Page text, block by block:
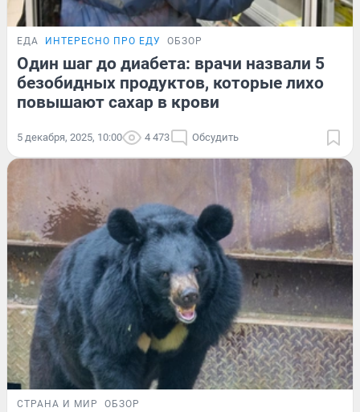
ЕДА ИНТЕРЕСНО ПРО ЕДУ ОБЗОР
Один шаг до диабета: врачи назвали 5
безобидных продуктов, которые лихо
повышают сахар в крови
5 декабря, 2025, 10:00 4 473 Обсудить
СТРАНА И МИР ОБЗОР